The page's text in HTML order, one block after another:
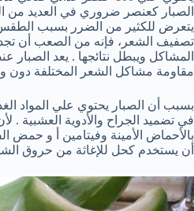
الصبار كعنصر ضروري في العديد من
يتعرض للكثير من الضرر بسبب
تصفيف الشعر، فإنه من الصعب أن
المشاكل ويبطل نتائجها . يعد
مقاومة مشاكل الشعر المختلفة دون
بسبب أن الصبار يحتوي علي المواد
في تضميد الجراح والأدوية العشبية .
بالأحماض الأمينة وفيتامين أ و حمض
أن يستخدم كحل للإغاثة من حروق